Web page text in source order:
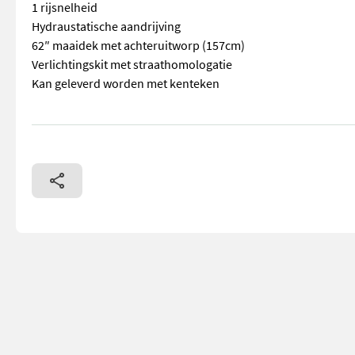
1 rijsnelheid
Hydraustatische aandrijving
62″ maaidek met achteruitworp (157cm)
Verlichtingskit met straathomologatie
Kan geleverd worden met kenteken
== Overige details (NL) == prijs: Prijs op aanvraag